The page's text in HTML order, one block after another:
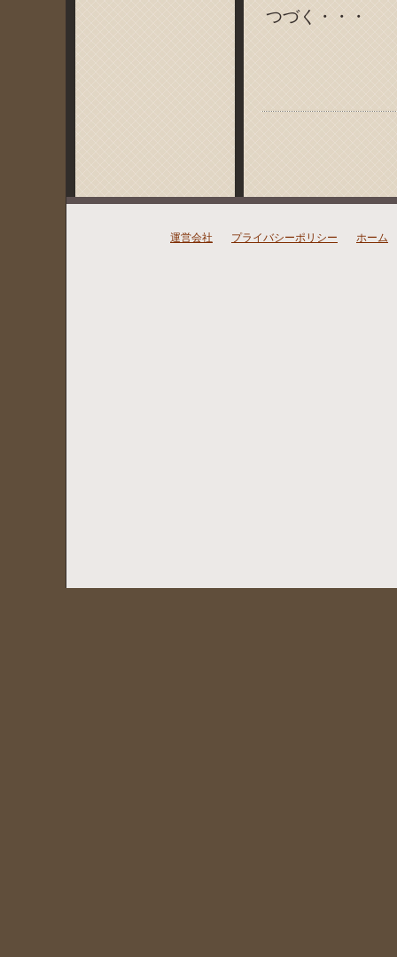
つづく・・・
運営会社 プライバシーポリシー ホーム